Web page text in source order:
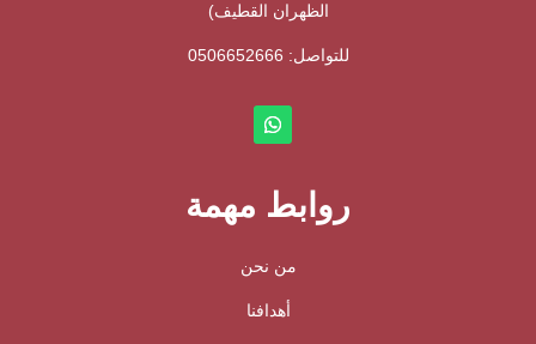
الظهران القطيف)
للتواصل: ⁦ 0506652666
روابط مهمة
من نحن
أهدافنا